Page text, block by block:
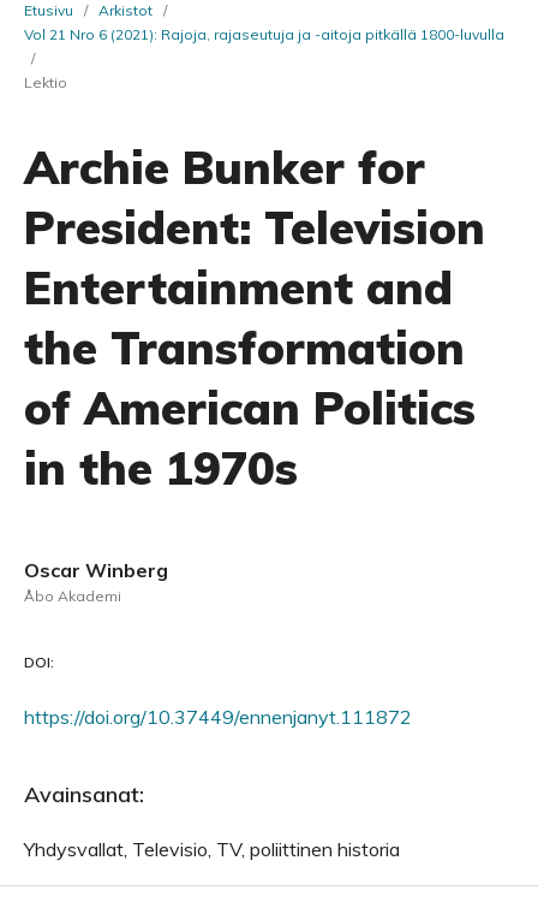
Etusivu / Arkistot /
Vol 21 Nro 6 (2021): Rajoja, rajaseutuja ja -aitoja pitkällä 1800-luvulla
/
Lektio
Archie Bunker for
President: Television
Entertainment and
the Transformation
of American Politics
in the 1970s
Oscar Winberg
Åbo Akademi
DOI:
https://doi.org/10.37449/ennenjanyt.111872
Avainsanat:
Yhdysvallat, Televisio, TV, poliittinen historia